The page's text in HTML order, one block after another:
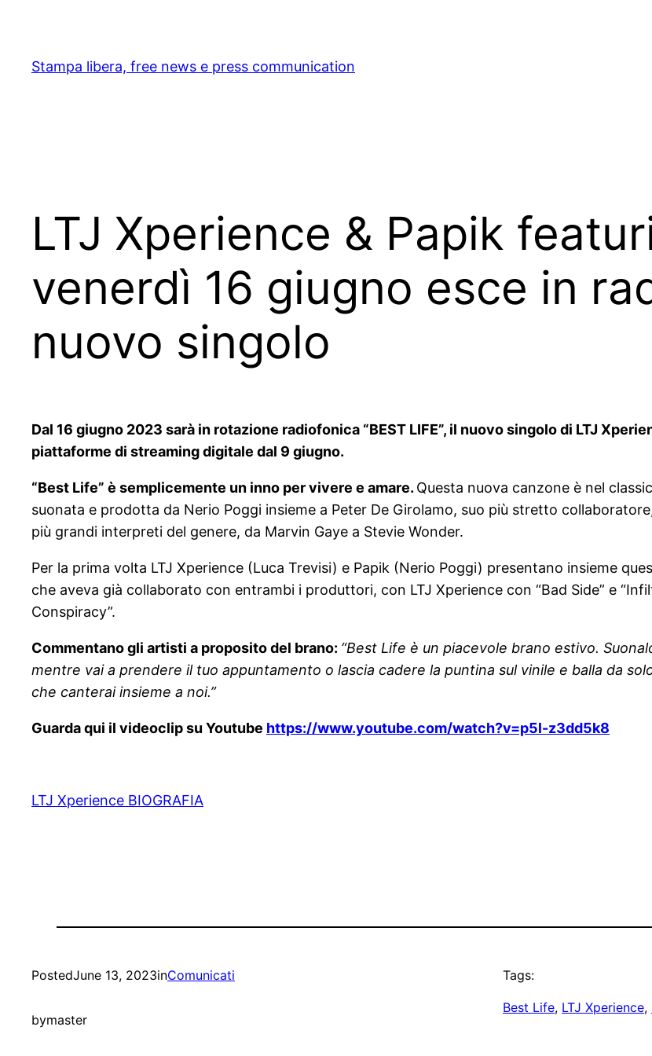
content
Stampa libera, free news e press communication
LTJ Xperience & Papik
venerdì 16 giugno esce in
nuovo singolo
Dal 16 giugno 2023 sarà in rotazione radiofonica “BEST LIFE”, il nuovo singolo di LTJ
piattaforme di streaming digitale dal 9 giugno.
“Best Life” è semplicemente un inno per vivere e amare. Questa nuova canzone è nel
suonata e prodotta da Nerio Poggi insieme a Peter De Girolamo, suo più stretto
più grandi interpreti del genere, da Marvin Gaye a Stevie Wonder.
Per la prima volta LTJ Xperience (Luca Trevisi) e Papik (Nerio Poggi) presentano insieme
che aveva già collaborato con entrambi i produttori, con LTJ Xperience con “Bad Side” e
Conspiracy”.
Commentano gli artisti a proposito del brano: “Best Life è un piacevole brano estivo.
mentre vai a prendere il tuo appuntamento o lascia cadere la puntina sul vinile e balla da
che canterai insieme a noi.”
Guarda qui il videoclip su Youtube https://www.youtube.com/watch?v=p5l-z3dd5k8
LTJ Xperience BIOGRAFIA
PostedJune 13, 2023inComunicati
bymaster
Tags:
Best Life, LTJ Xperience,